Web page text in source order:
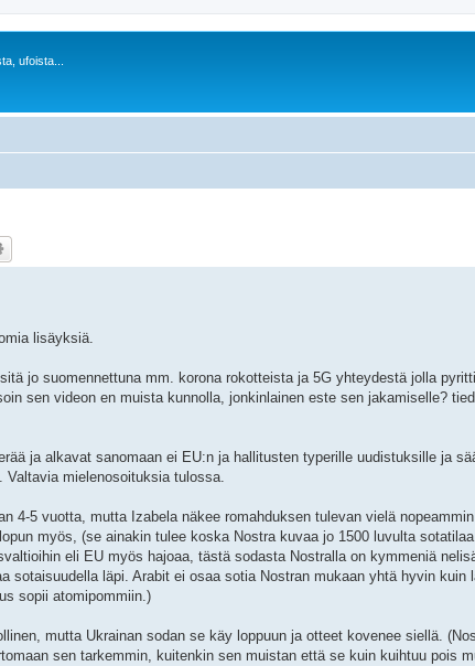
ufoista...
lisäyksiä.
jo suomennettuna mm. korona rokotteista ja 5G yhteydestä jolla
sen videon en muista kunnolla, jonkinlainen este sen jakamiselle?
ja alkavat sanomaan ei EU:n ja hallitusten typerille uudistuksille ja
mielenosoituksia tulossa.
4-5 vuotta, mutta Izabela näkee romahduksen tulevan vielä
myös, (se ainakin tulee koska Nostra kuvaa jo 1500 luvulta
eli EU myös hajoaa, tästä sodasta Nostralla on kymmeniä
sotaisuudella läpi. Arabit ei osaa sotia Nostran mukaan yhtä hyvin kuin
sopii atomipommiin.)
mutta Ukrainan sodan se käy loppuun ja otteet kovenee siellä.
sen tarkemmin, kuitenkin sen muistan että se kuin kuihtuu pois